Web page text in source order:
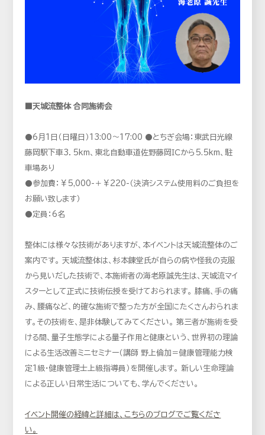
■天城流整体 合同施術会
⚫6月1日（日曜日）13:00～17:00 ⚫とちぎ会場：東武日光線
藤岡駅下車3．5km、東北自動車道佐野藤岡ＩＣから5.5km、駐
車場あり
⚫参加費：￥5,000-＋￥220-（決済システム使用料のご負担を
お願い致します）
⚫定員：6名
整体には様々な技術がありますが、本イベントは天城流整体のご
案内です。 天城流整体は、杉本錬堂氏が自らの病や怪我の克服
から見いだした技術で、本施術者の海老原誠先生は、天城流マイ
スターとして正式に技術伝授を受けておられます。 膝痛、手の痛
み、腰痛など、的確な施術で整った方が全国にたくさんおられま
す。その技術を、是非体験してみてください。 第三者が施術を受
ける間、量子生態学による量子作用と健康という、世界初の理論
による生活改善ミニセミナー（講師 野上倫加＝健康管理能力検
定1級・健康管理士上級指導員）を開催します。 新しい生命理論
による正しい日常生活についても、学んでください。
イベント開催の経緯と詳細は、こちらのブログでご覧くださ
い。